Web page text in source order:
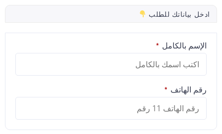
ادخل بياناتك للطلب
الإسم بالكامل *
رقم الهاتف *